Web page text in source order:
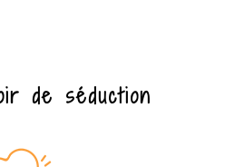
de séduction